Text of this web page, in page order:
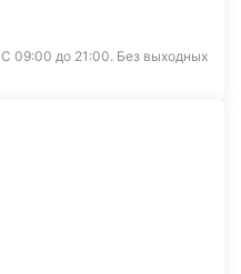
С 09:00 до 21:00. Без выходных